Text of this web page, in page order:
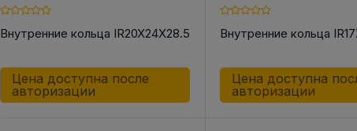
Внутренние кольца IR20X24X28.5
Цена доступна после
авторизации
Внутренние кольца
Цена доступна
авторизации